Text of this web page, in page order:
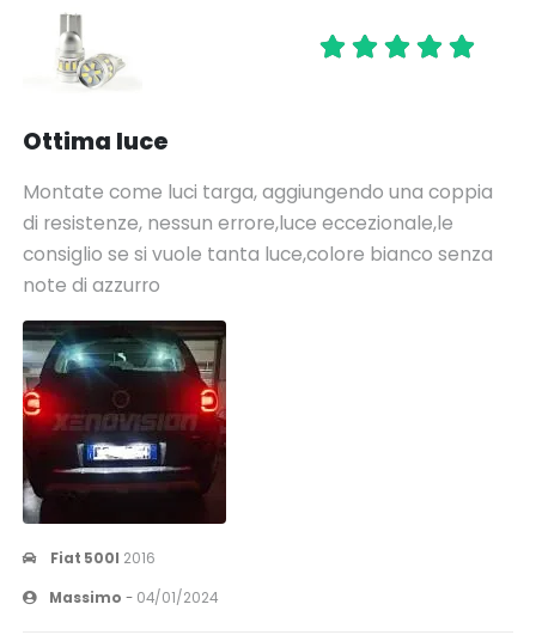
Ottima luce
Montate come luci targa, aggiungendo una coppia
di resistenze, nessun errore,luce eccezionale,le
consiglio se si vuole tanta luce,colore bianco senza
note di azzurro
Fiat 500l 2016
Massimo - 04/01/2024